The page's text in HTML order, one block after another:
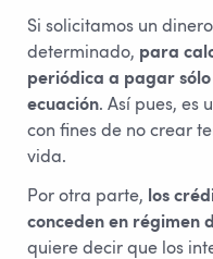
Si solicitamos un
determinado, para
periódica a pagar
ecuación. Así pues, es
con fines de no crear
vida.
Por otra parte, los
conceden en régimen
quiere decir que los